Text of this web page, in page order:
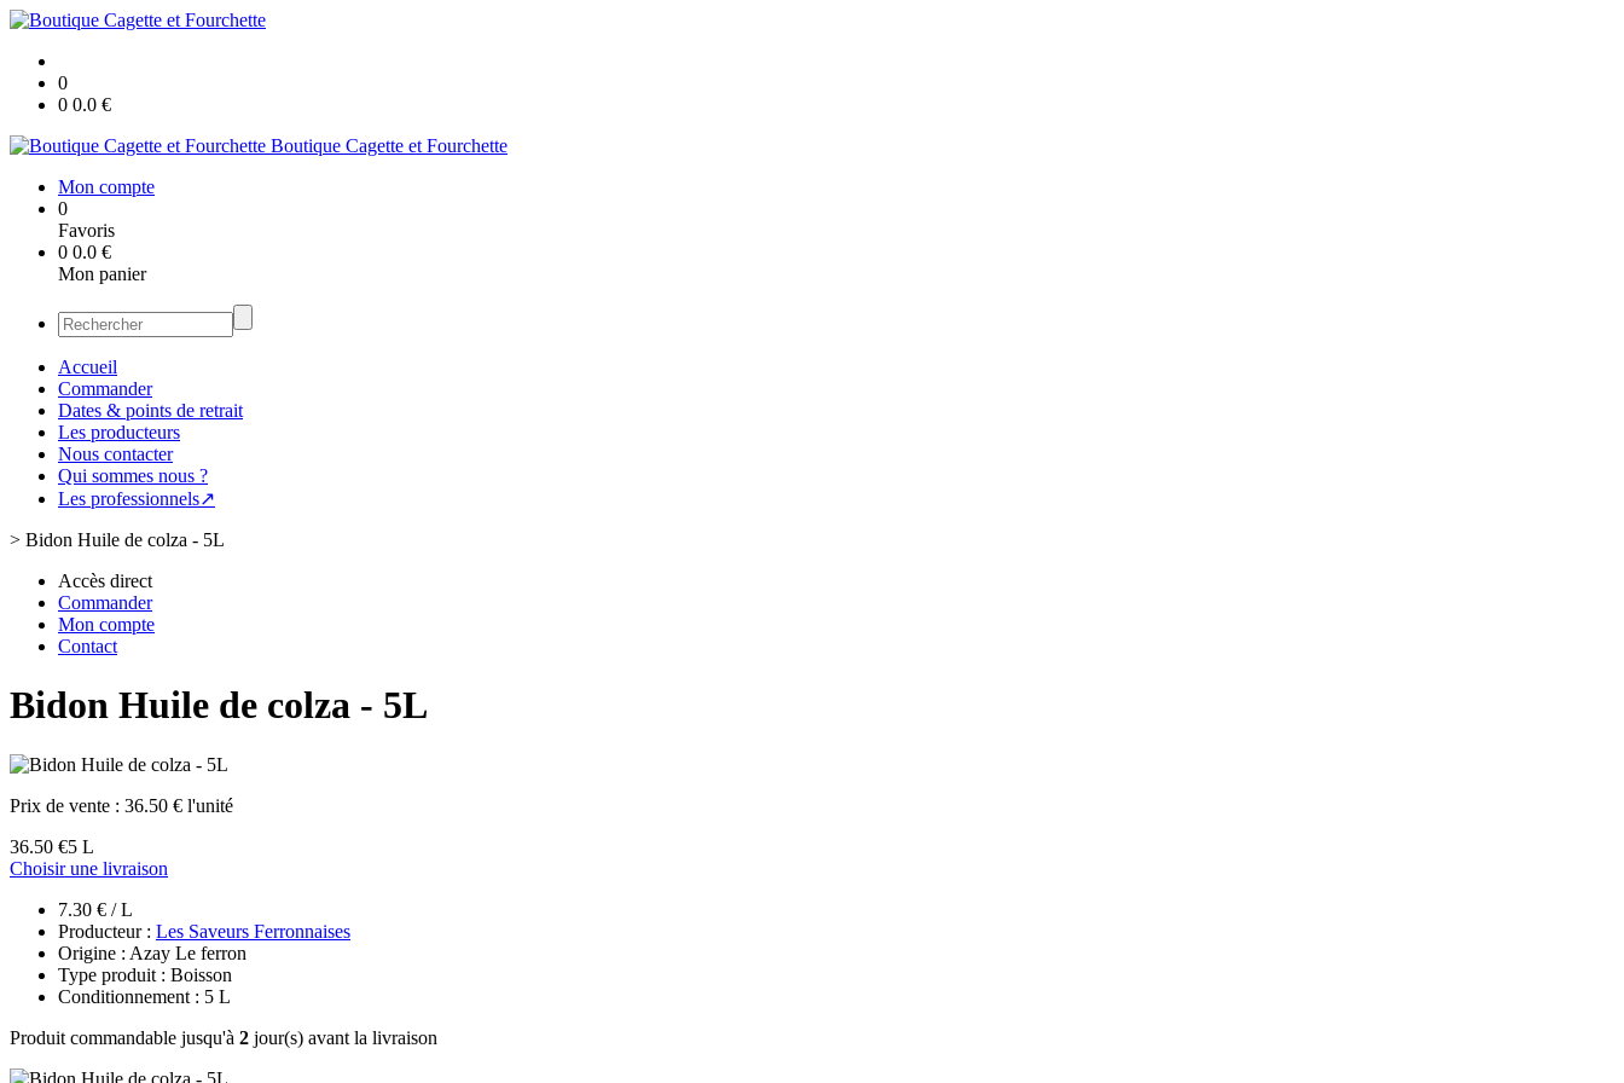
0
0 0.0 €
Boutique Cagette et Fourchette
Mon compte
0
Favoris
0 0.0 €
Mon panier
Accueil
Commander
Dates & points de retrait
Les producteurs
Nous contacter
Qui sommes nous ?
Les professionnels↗
> Bidon Huile de colza - 5L
Accès direct
Commander
Mon compte
Contact
Bidon Huile de colza - 5L
Prix de vente : 36.50 € l'unité
36.50 €5 L
Choisir une livraison
7.30 € / L
Producteur : Les Saveurs Ferronnaises
Origine : Azay Le ferron
Type produit : Boisson
Conditionnement : 5 L
Produit commandable jusqu'à 2 jour(s) avant la livraison